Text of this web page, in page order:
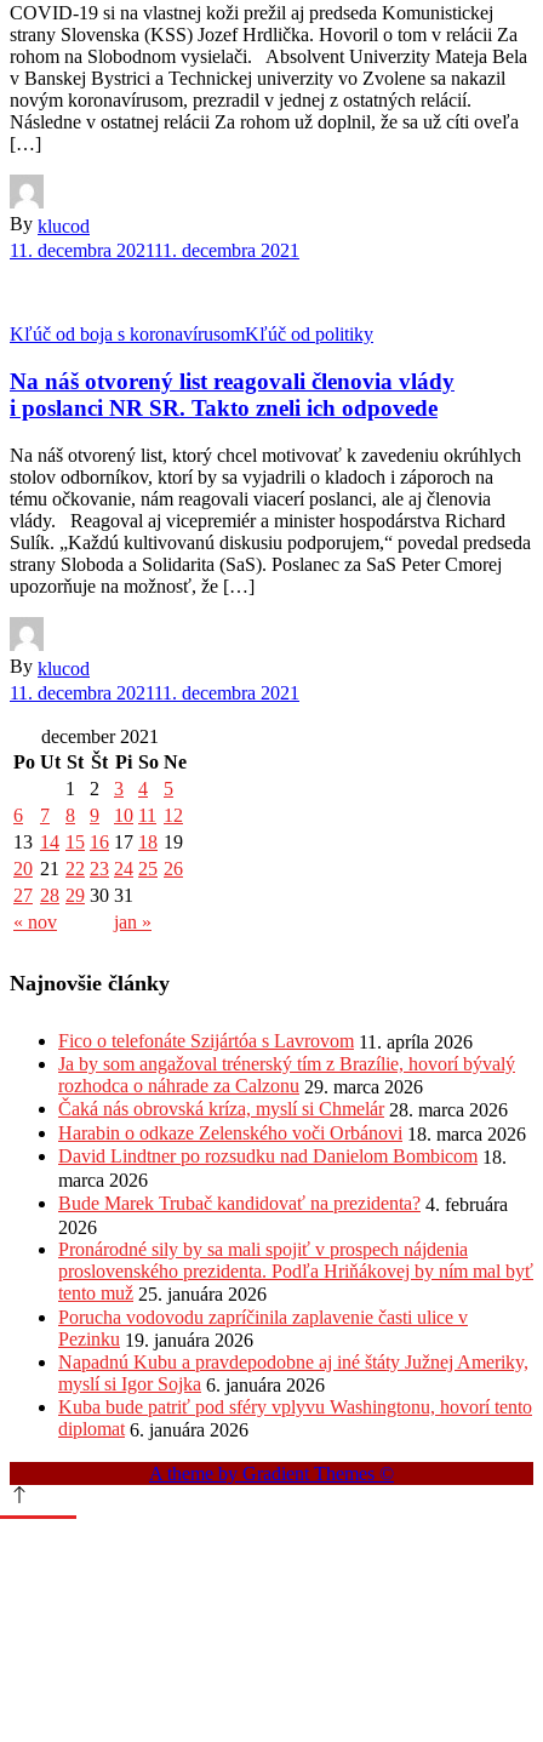
COVID-19 si na vlastnej koži prežil aj predseda Komunistickej
strany Slovenska (KSS) Jozef Hrdlička. Hovoril o tom v relácii Za
rohom na Slobodnom vysielači. Absolvent Univerzity Mateja Bela
v Banskej Bystrici a Technickej univerzity vo Zvolene sa nakazil
novým koronavírusom, prezradil v jednej z ostatných relácií.
Následne v ostatnej relácii Za rohom už doplnil, že sa už cíti oveľa
[…]
By klucod
11. decembra 202111. decembra 2021
Kľúč od boja s koronavírusomKľúč od politiky
Na náš otvorený list reagovali členovia vlády
i poslanci NR SR. Takto zneli ich odpovede
Na náš otvorený list, ktorý chcel motivovať k zavedeniu okrúhlych
stolov odborníkov, ktorí by sa vyjadrili o kladoch i záporoch na
tému očkovanie, nám reagovali viacerí poslanci, ale aj členovia
vlády. Reagoval aj vicepremiér a minister hospodárstva Richard
Sulík. „Každú kultivovanú diskusiu podporujem,“ povedal predseda
strany Sloboda a Solidarita (SaS). Poslanec za SaS Peter Cmorej
upozorňuje na možnosť, že […]
By klucod
11. decembra 202111. decembra 2021
december 2021
Po Ut St Št Pi So Ne
« nov jan »
1 2 3 4
5
6
7 8 9 10 11 12
13 14 15 16 17 18 19
20 21 22 23 24 25 26
27 28 29 30 31
Najnovšie články
Fico o telefonáte Szijártóa s Lavrovom 11. apríla 2026
Ja by som angažoval trénerský tím z Brazílie, hovorí bývalý
rozhodca o náhrade za Calzonu 29. marca 2026
Čaká nás obrovská kríza, myslí si Chmelár 28. marca 2026
Harabin o odkaze Zelenského voči Orbánovi 18. marca 2026
David Lindtner po rozsudku nad Danielom Bombicom 18.
marca 2026
Bude Marek Trubač kandidovať na prezidenta? 4. februára
2026
Pronárodné sily by sa mali spojiť v prospech nájdenia
proslovenského prezidenta. Podľa Hriňákovej by ním mal byť
tento muž 25. januára 2026
Porucha vodovodu zapríčinila zaplavenie časti ulice v
Pezinku 19. januára 2026
Napadnú Kubu a pravdepodobne aj iné štáty Južnej Ameriky,
myslí si Igor Sojka 6. januára 2026
Kuba bude patriť pod sféry vplyvu Washingtonu, hovorí tento
diplomat 6. januára 2026
A theme by Gradient Themes ©